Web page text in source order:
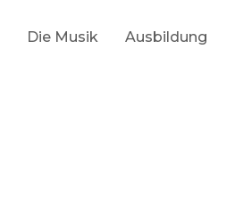
Die Musik Ausbildung